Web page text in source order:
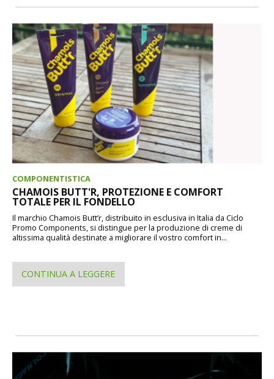
COMPONENTISTICA
CHAMOIS BUTT'R, PROTEZIONE E COMFORT
TOTALE PER IL FONDELLO
Il marchio Chamois Butt’r, distribuito in esclusiva in Italia da Ciclo
Promo Components, si distingue per la produzione di creme di
altissima qualità destinate a migliorare il vostro comfort in...
CONTINUA A LEGGERE